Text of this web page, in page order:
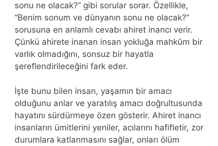
sonu ne olacak?” gibi sorular sorar. Özellikle,
“Benim sonum ve dünyanın sonu ne olacak?”
sorusuna en anlamlı cevabı ahiret inancı verir.
Çünkü ahirete inanan insan yokluğa mahkûm bir
varlık olmadığını, sonsuz bir hayatla
şereflendirileceğini fark eder.
İşte bunu bilen insan, yaşamın bir amacı
olduğunu anlar ve yaratılış amacı doğrultusunda
hayatını sürdürmeye özen gösterir. Ahiret inancı
insanların ümitlerini yeniler, acılarını hafifletir, zor
durumlara katlanmasını sağlar, onları ölüm